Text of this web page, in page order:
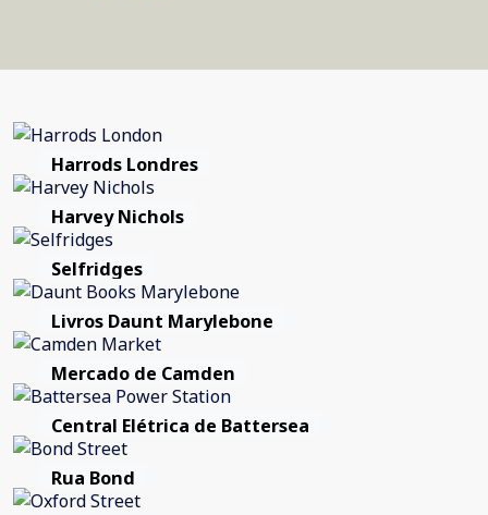
Harrods Londres
Harvey Nichols
Selfridges
Livros Daunt Marylebone
Mercado de Camden
Central Elétrica de Battersea
Rua Bond